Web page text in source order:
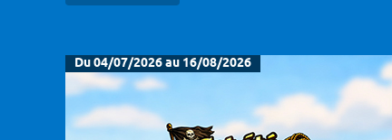
Du 04/07/2026 au 16/08/2026